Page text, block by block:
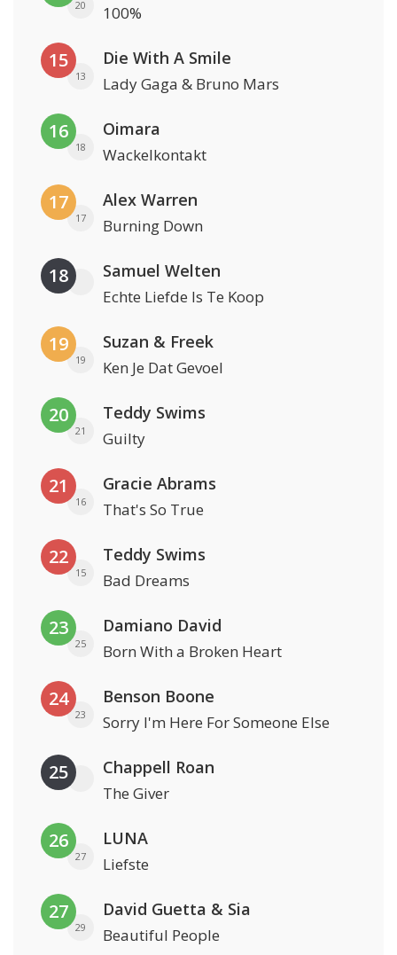
20 100%
15
13
Die With A Smile
Lady Gaga & Bruno Mars
16
18
Oimara
Wackelkontakt
17
17
Alex Warren
Burning Down
18 Samuel Welten
Echte Liefde Is Te Koop
19
19
Suzan & Freek
Ken Je Dat Gevoel
20
21
Teddy Swims
Guilty
21
16
Gracie Abrams
That's So True
22
15
Teddy Swims
Bad Dreams
23
25
Damiano David
Born With a Broken Heart
24
23
Benson Boone
Sorry I'm Here For Someone Else
25 Chappell Roan
The Giver
26
27
LUNA
Liefste
27
29
David Guetta & Sia
Beautiful People